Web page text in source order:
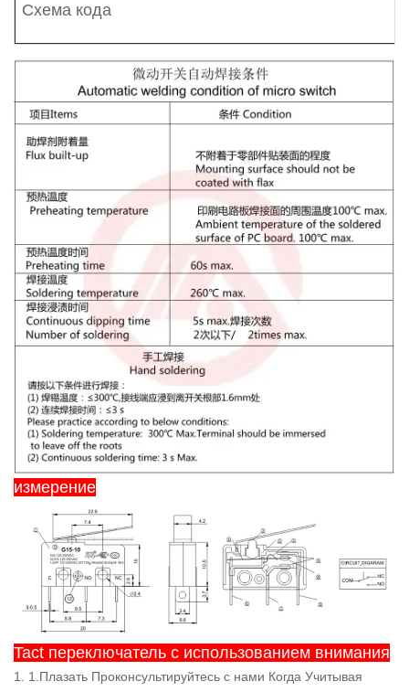
Схема кода
измерение
Tact переключатель с использованием внимания
1. 1.Плазать Проконсультируйтесь с нами Когда Учитывая